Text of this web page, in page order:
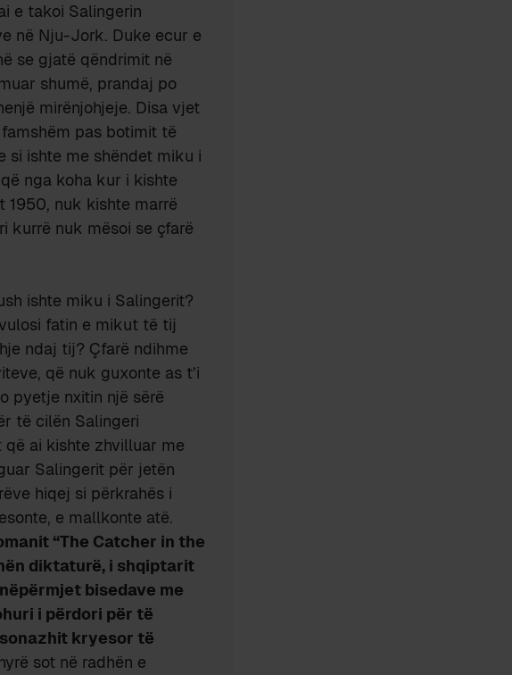
e takoi Salingerin
në Nju-Jork. Duke ecur e
se gjatë qëndrimit në
shumë, prandaj po
mirënjohjeje. Disa vjet
pas botimit të
si ishte me shëndet miku i
nga koha kur i kishte
nuk kishte marrë
kurrë nuk mësoi se çfarë
ishte miku i Salingerit?
fatin e mikut të tij
ndaj tij? Çfarë ndihme
që nuk guxonte as t’i
pyetje nxitin një sërë
të cilën Salingeri
ai kishte zhvilluar me
Salingerit për jetën
hiqej si përkrahës i
e mallkonte atë.
“The Catcher in the
diktaturë, i shqiptarit
bisedave me
i përdori për të
kryesor të
sot në radhën e